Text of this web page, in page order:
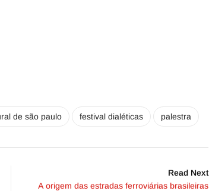
de são paulo festival dialéticas palestra
Read Next
A origem das estradas ferroviárias brasileiras